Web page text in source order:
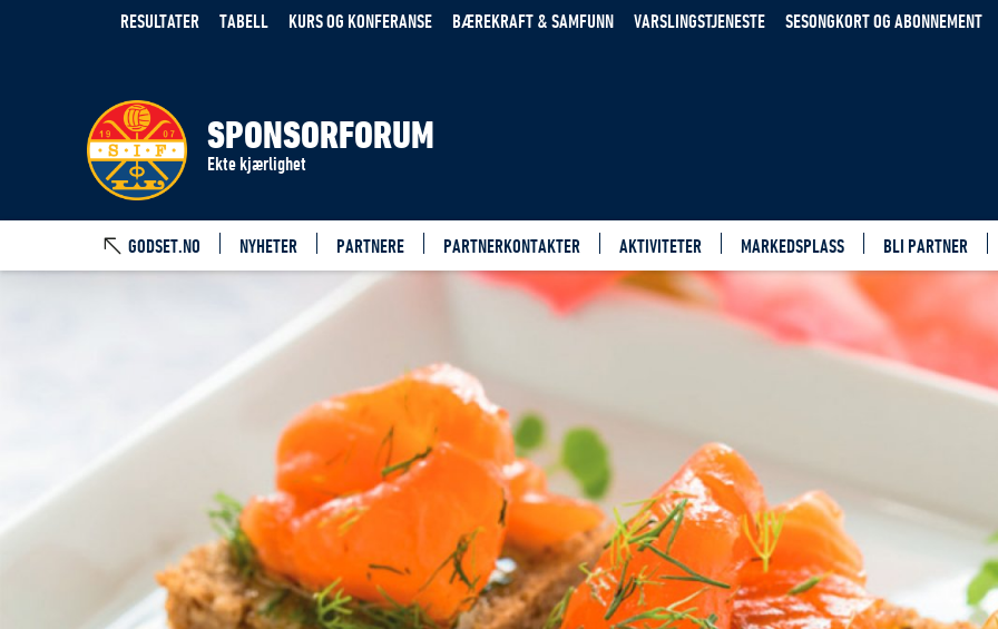
RESULTATER TABELL KURS OG KONFERANSE BÆREKRAFT & SAMFUNN VARSLINGSTJENESTE SESONGKORT OG ABONNEMENT
SPONSORFORUM
Ekte kjærlighet
GODSET.NO NYHETER PARTNERE PARTNERKONTAKTER AKTIVITETER MARKEDSPLASS BLI PARTNER